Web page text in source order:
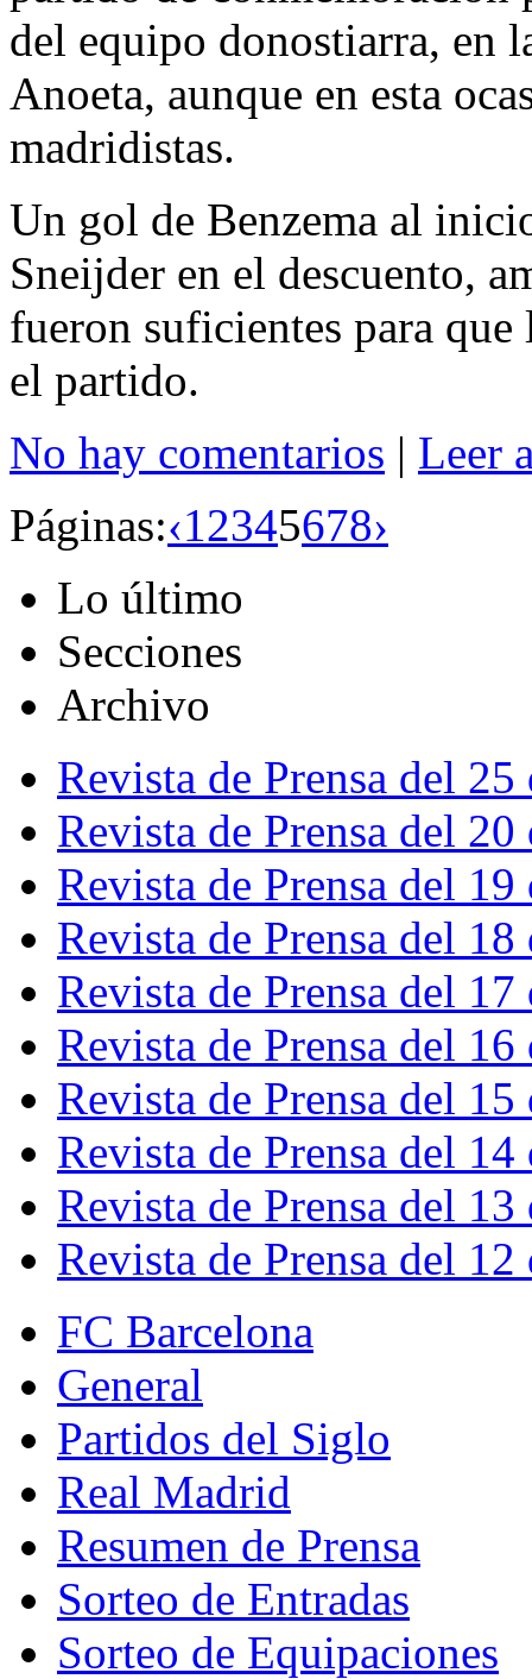
del equipo donostiarra, en
Anoeta, aunque en esta
madridistas.
Un gol de Benzema al
Sneijder en el descuento,
fueron suficientes para
el partido.
No hay comentarios | Leer
Páginas:‹12345678›
Lo último
Secciones
Archivo
Revista de Prensa del
Revista de Prensa del
Revista de Prensa del
Revista de Prensa del
Revista de Prensa del
Revista de Prensa del
Revista de Prensa del
Revista de Prensa del
Revista de Prensa del
Revista de Prensa del
FC Barcelona
General
Partidos del Siglo
Real Madrid
Resumen de Prensa
Sorteo de Entradas
Sorteo de Equipaciones